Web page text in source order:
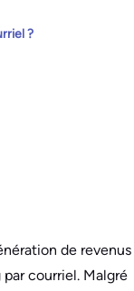
?
de revenus
courriel. Malgré